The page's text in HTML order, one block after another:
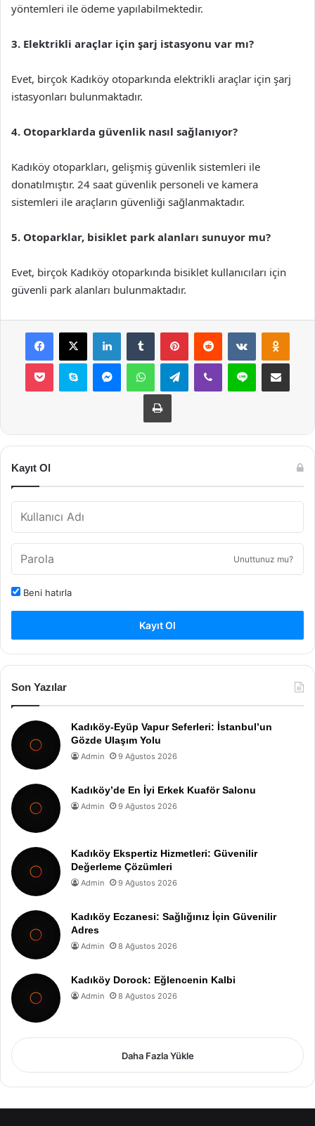
yöntemleri ile ödeme yapılabilmektedir.
3. Elektrikli araçlar için şarj istasyonu var mı?
Evet, birçok Kadıköy otoparkında elektrikli araçlar için şarj
istasyonları bulunmaktadır.
4. Otoparklarda güvenlik nasıl sağlanıyor?
Kadıköy otoparkları, gelişmiş güvenlik sistemleri ile
donatılmıştır. 24 saat güvenlik personeli ve kamera
sistemleri ile araçların güvenliği sağlanmaktadır.
5. Otoparklar, bisiklet park alanları sunuyor mu?
Evet, birçok Kadıköy otoparkında bisiklet kullanıcıları için
güvenli park alanları bulunmaktadır.
Facebook
X LinkedInTumblr PinterestReddit VKontakte
Pocket Skype MessengerWhatsAppTelegramViber Line E-Posta ile
Yazdır
Kayıt Ol
Unuttunuz mu?
Beni hatırla
Kayıt Ol
Son Yazılar
Kadıköy-Eyüp Vapur Seferleri: İstanbul’un
Gözde Ulaşım Yolu
Admin 9 Ağustos 2026
Kadıköy’de En İyi Erkek Kuaför Salonu
Admin 9 Ağustos 2026
Kadıköy Ekspertiz Hizmetleri: Güvenilir
Değerleme Çözümleri
Admin 9 Ağustos 2026
Kadıköy Eczanesi: Sağlığınız İçin Güvenilir
Adres
Admin 8 Ağustos 2026
Kadıköy Dorock: Eğlencenin Kalbi
Admin 8 Ağustos 2026
Daha Fazla Yükle